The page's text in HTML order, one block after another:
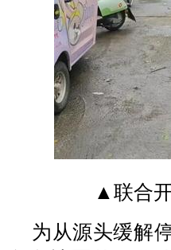
▲联合
为从源头缓解